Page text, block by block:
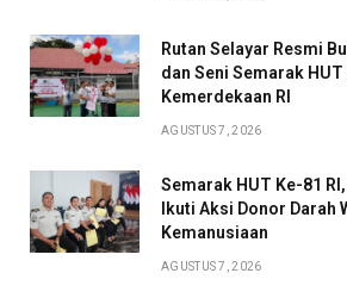
Rutan Selayar Resmi
dan Seni Semarak HUT
Kemerdekaan RI
AGUSTUS 7, 2026
Semarak HUT Ke-81
Ikuti Aksi Donor Darah
Kemanusiaan
AGUSTUS 7, 2026